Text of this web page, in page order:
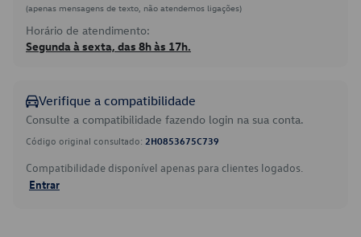
(apenas mensagens de texto, não atendemos ligações)
Horário de atendimento:
Segunda à sexta, das 8h às 17h.
Verifique a compatibilidade
Consulte a compatibilidade fazendo login na sua conta.
Código original consultado: 2H0853675C739
Compatibilidade disponível apenas para clientes logados.
Entrar